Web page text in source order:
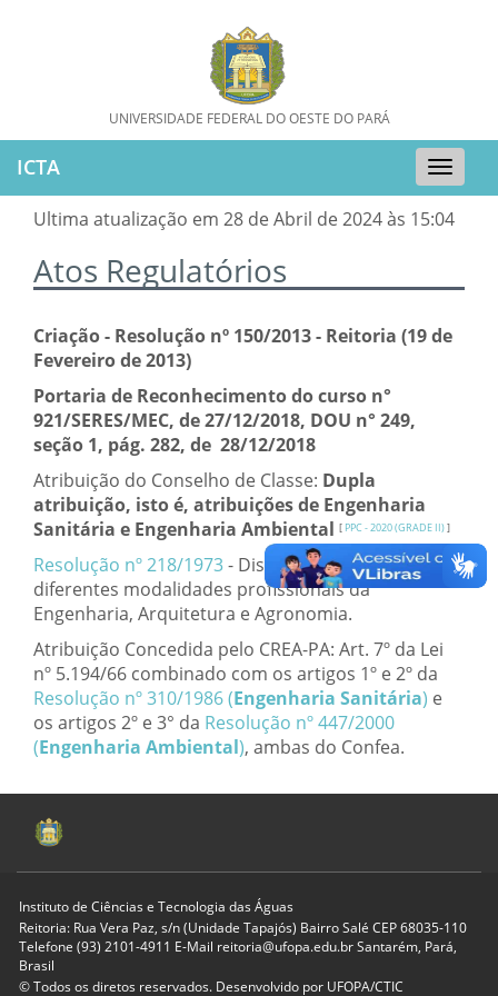
UNIVERSIDADE FEDERAL DO OESTE DO PARÁ
Toggle
ICTA
Ultima atualização em 28 de Abril de 2024 às 15:04
Atos Regulatórios
Criação - Resolução nº 150/2013 - Reitoria (19 de
Fevereiro de 2013)
Portaria de Reconhecimento do curso n°
921/SERES/MEC, de 27/12/2018, DOU n° 249,
seção 1, pág. 282, de 28/12/2018
Atribuição do Conselho de Classe: Dupla
atribuição, isto é, atribuições de Engenharia
Sanitária e Engenharia Ambiental [ PPC - 2020 (GRADE II)]
Resolução nº 218/1973- Discrimina atividades das
diferentes modalidades profissionais da
Engenharia, Arquitetura e Agronomia.
Atribuição Concedida pelo CREA-PA: Art. 7º da Lei
nº 5.194/66 combinado com os artigos 1º e 2º da
Resolução nº 310/1986 (Engenharia Sanitária) e
os artigos 2º e 3° da Resolução nº 447/2000
(Engenharia Ambiental), ambas do Confea.
Instituto de Ciências e Tecnologia das Águas
Reitoria: Rua Vera Paz, s/n (Unidade Tapajós) Bairro Salé CEP 68035-110
Telefone (93) 2101-4911 E-Mail reitoria@ufopa.edu.br Santarém, Pará,
Brasil
© Todos os diretos reservados. Desenvolvido por UFOPA/CTIC